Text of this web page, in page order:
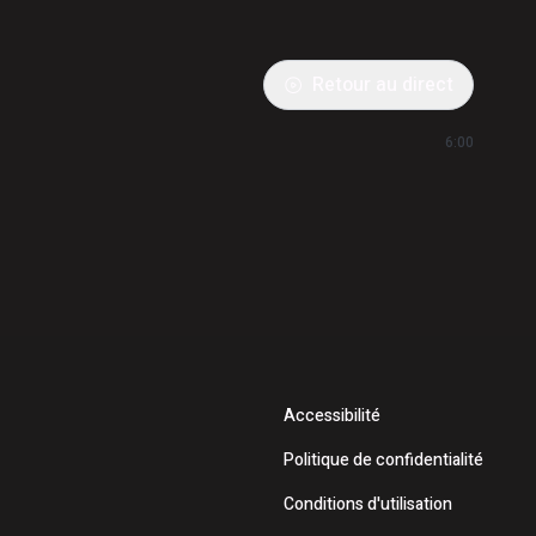
6:00
Accessibilité
Politique de confidentialité
Conditions d'utilisation